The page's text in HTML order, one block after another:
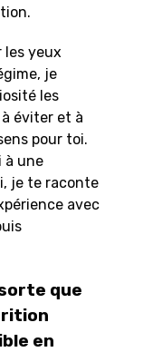
les yeux
je
les
éviter et à
pour toi.
à une
je te raconte
avec
que
en